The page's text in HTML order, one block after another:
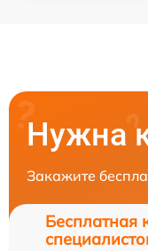
Нужна
Закажите
Бесплатная